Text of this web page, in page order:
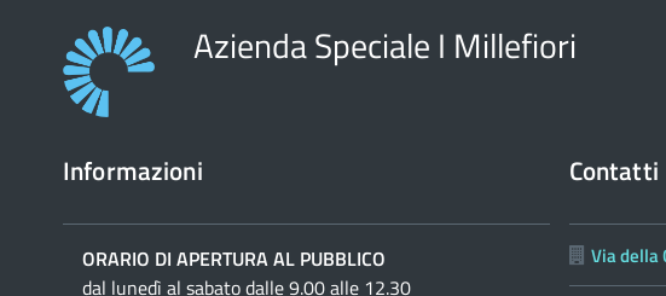
Azienda Speciale I Millefiori
Informazioni
ORARIO DI APERTURA AL PUBBLICO
dal lunedì al sabato dalle 9.00 alle 12.30
Contatti
Via della